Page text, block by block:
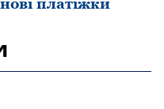
платіжки